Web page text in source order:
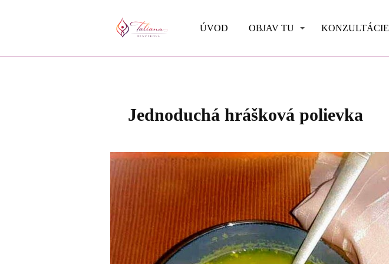
ÚVOD OBJAV TU KONZULTÁCIE
Jednoduchá hrášková polievka